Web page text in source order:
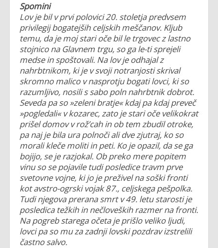
Spomini
Lov je bil v prvi polovici 20. stoletja predvsem
privilegij bogatejših celjskih meščanov. Kljub
temu, da je moj stari oče bil le trgovec z lastno
stojnico na Glavnem trgu, so ga le-ti sprejeli
medse in spoštovali. Na lov je odhajal z
nahrbtnikom, ki je v svoji notranjosti skrival
skromno malico v nasprotju bogati lovci, ki so
razumljivo, nosili s sabo poln nahrbtnik dobrot.
Seveda pa so »zeleni bratje« kdaj pa kdaj preveč
»pogledali« v kozarec, zato je stari oče velikokrat
prišel domov v rož’cah in ob tem zbudil otroke,
pa naj je bila ura polnoči ali dve zjutraj, ko so
morali kleče moliti in peti. Ko je opazil, da se ga
bojijo, se je razjokal. Ob preko mere popitem
vinu so se pojavile tudi posledice travm prve
svetovne vojne, ki jo je preživel na soški fronti
kot avstro-ogrski vojak 87., celjskega pešpolka.
Tudi njegova prerana smrt v 49. letu starosti je
posledica težkih in nečloveških razmer na fronti.
Na pogreb starega očeta je prišlo veliko ljudi,
lovci pa so mu za zadnji lovski pozdrav izstrelili
častno salvo.